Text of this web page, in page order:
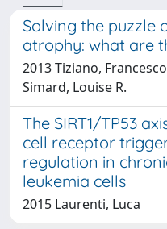
Solving the puzzle
atrophy: what are
2013 Tiziano,
Simard, Louise R.
The SIRT1/TP53
cell receptor
regulation in
leukemia cells
2015 Laurenti, Luca